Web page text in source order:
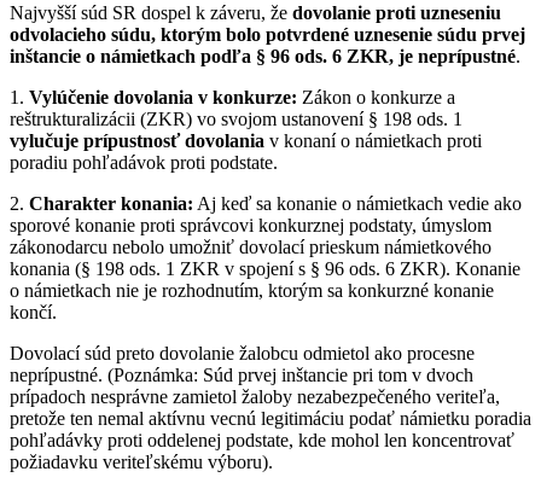
Najvyšší súd SR dospel k záveru, že dovolanie proti uzneseniu
odvolacieho súdu, ktorým bolo potvrdené uznesenie súdu prvej
inštancie o námietkach podľa § 96 ods. 6 ZKR, je neprípustné.
1. Vylúčenie dovolania v konkurze: Zákon o konkurze a
reštrukturalizácii (ZKR) vo svojom ustanovení § 198 ods. 1
vylučuje prípustnosť dovolania v konaní o námietkach proti
poradiu pohľadávok proti podstate.
2. Charakter konania: Aj keď sa konanie o námietkach vedie ako
sporové konanie proti správcovi konkurznej podstaty, úmyslom
zákonodarcu nebolo umožniť dovolací prieskum námietkového
konania (§ 198 ods. 1 ZKR v spojení s § 96 ods. 6 ZKR). Konanie
o námietkach nie je rozhodnutím, ktorým sa konkurzné konanie
končí.
Dovolací súd preto dovolanie žalobcu odmietol ako procesne
neprípustné. (Poznámka: Súd prvej inštancie pri tom v dvoch
prípadoch nesprávne zamietol žaloby nezabezpečeného veriteľa,
pretože ten nemal aktívnu vecnú legitimáciu podať námietku poradia
pohľadávky proti oddelenej podstate, kde mohol len koncentrovať
požiadavku veriteľskému výboru).